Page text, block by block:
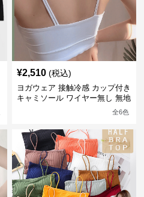
¥2,510 (税込)
ヨガウェア 接触冷感 カップ付き
キャミソール ワイヤー無し 無地
全6色